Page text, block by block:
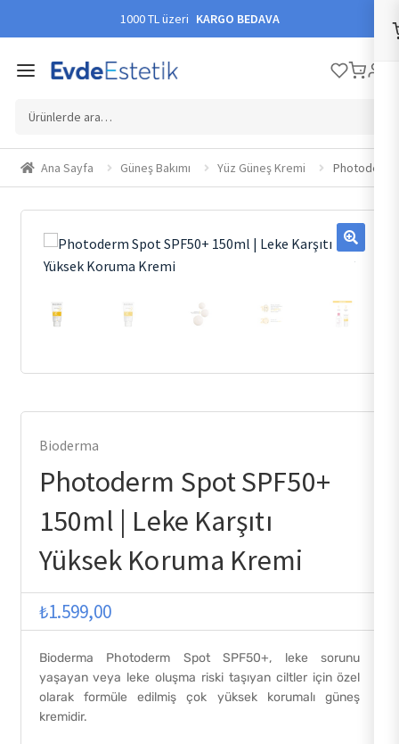
1000 TL üzeri KARGO BEDAVA
Ara:
Ana Sayfa Güneş Bakımı Yüz Güneş Kremi Photoderm
🔍
Bioderma
Photoderm Spot SPF50+
150ml | Leke Karşıtı
Yüksek Koruma Kremi
₺1.599,00
Bioderma Photoderm Spot SPF50+, leke sorunu
yaşayan veya leke oluşma riski taşıyan ciltler için özel
olarak formüle edilmiş çok yüksek korumalı güneş
kremidir.